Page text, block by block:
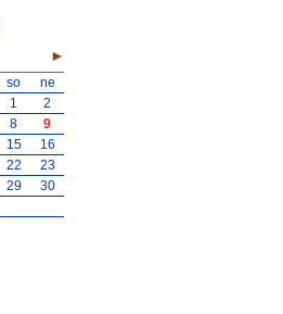
►
so
ne
1
2
8
9
15
16
22
23
29
30